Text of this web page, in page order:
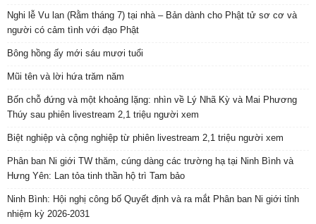
Nghi lễ Vu lan (Rằm tháng 7) tại nhà – Bản dành cho Phật tử sơ cơ và
người có cảm tình với đạo Phật
Bông hồng ấy mới sáu mươi tuổi
Mũi tên và lời hứa trăm năm
Bốn chỗ đứng và một khoảng lặng: nhìn về Lý Nhã Kỳ và Mai Phương
Thúy sau phiên livestream 2,1 triệu người xem
Biệt nghiệp và cộng nghiệp từ phiên livestream 2,1 triệu người xem
Phân ban Ni giới TW thăm, cúng dàng các trường hạ tại Ninh Bình và
Hưng Yên: Lan tỏa tinh thần hộ trì Tam bảo
Ninh Bình: Hội nghị công bố Quyết định và ra mắt Phân ban Ni giới tỉnh
nhiệm kỳ 2026-2031